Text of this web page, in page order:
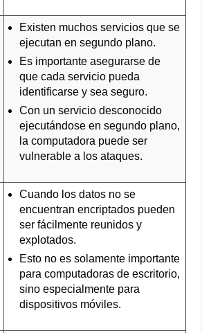
Existen muchos servicios que se
ejecutan en segundo plano.
Es importante asegurarse de
que cada servicio pueda
identificarse y sea seguro.
Con un servicio desconocido
ejecutándose en segundo plano,
la computadora puede ser
vulnerable a los ataques.
Cuando los datos no se
encuentran encriptados pueden
ser fácilmente reunidos y
explotados.
Esto no es solamente importante
para computadoras de escritorio,
sino especialmente para
dispositivos móviles.